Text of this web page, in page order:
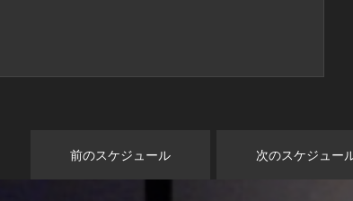
前のスケジュール 次のスケジュー